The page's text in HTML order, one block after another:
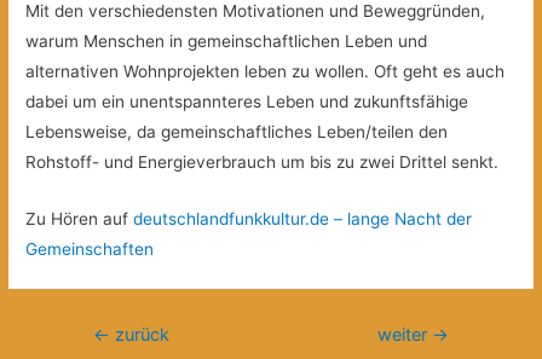
Mit den verschiedensten Motivationen und Beweggründen,
warum Menschen in gemeinschaftlichen Leben und
alternativen Wohnprojekten leben zu wollen. Oft geht es auch
dabei um ein unentspannteres Leben und zukunftsfähige
Lebensweise, da gemeinschaftliches Leben/teilen den
Rohstoff- und Energieverbrauch um bis zu zwei Drittel senkt.
Zu Hören aufdeutschlandfunkkultur.de – lange Nacht der
Gemeinschaften
Beitragsnavigation
← zurück weiter →